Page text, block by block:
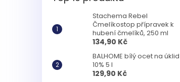
Stachema Rebel
Čmelíkostop přípravek k
hubení čmelíků, 250 ml
134,90 Kč
BALHOME bílý ocet na úklid
10% 5 l
129,90 Kč